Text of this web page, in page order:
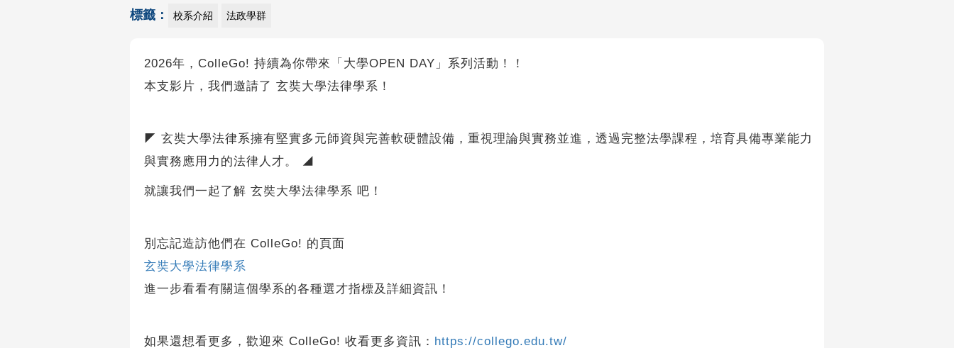
標籤：
校系介紹 法政學群
2026年，ColleGo! 持續為你帶來「大學OPEN DAY」系列活動！！
本支影片，我們邀請了 玄奘大學法律學系！
◤ 玄奘大學法律系擁有堅實多元師資與完善軟硬體設備，重視理論與實務並進，透過完整法學課程，培育具備專業能力
與實務應用力的法律人才。 ◢
就讓我們一起了解 玄奘大學法律學系 吧！
別忘記造訪他們在 ColleGo! 的頁面
玄奘大學法律學系
進一步看看有關這個學系的各種選才指標及詳細資訊！
如果還想看更多，歡迎來 ColleGo! 收看更多資訊： https://collego.edu.tw/